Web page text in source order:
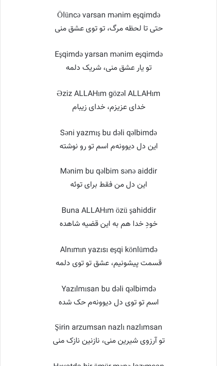
Ölüncə varsan mənim eşqimdə
حتی تا لحظه مرگ، تو توی عشق منی
Eşqimdə yarsan mənim eşqimdə
تو یار عشق منی، شریک دلمه
Əziz ALLAHım gözəl ALLAHım
خدای عزیزم، خدای زیبام
Səni yazmış bu dəli qəlbimdə
این دل دیوونه‌م اسم تو رو نوشته
Mənim bu qəlbim sənə aiddir
این دل من فقط برای توئه
Buna ALLAHım özü şahiddir
خودِ خدا هم به این قضیه شاهده
Alnımın yazısı eşqi könlümdə
قسمت پیشونیم، عشق تو توی دلمه
Yazılmısan bu dəli qəlbimdə
اسم تو توی دل دیوونه‌م حک شده
Şirin arzumsan nazlı nazlımsan
تو آرزوی شیرین منی، نازنین نازک منی